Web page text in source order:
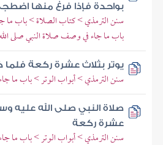
بواحدة فإذا فرغ منها
سنن الترمذي > كتاب الصلاة > باب ما
باب ما جاء في وصف صلاة النبي صلى
يوتر بثلاث عشرة ركعة
سنن الترمذي > أبواب الوتر > باب ما
صلاة النبي صلى الله عليه
عشرة ركعة
سنن الترمذي > أبواب الوتر > باب ما